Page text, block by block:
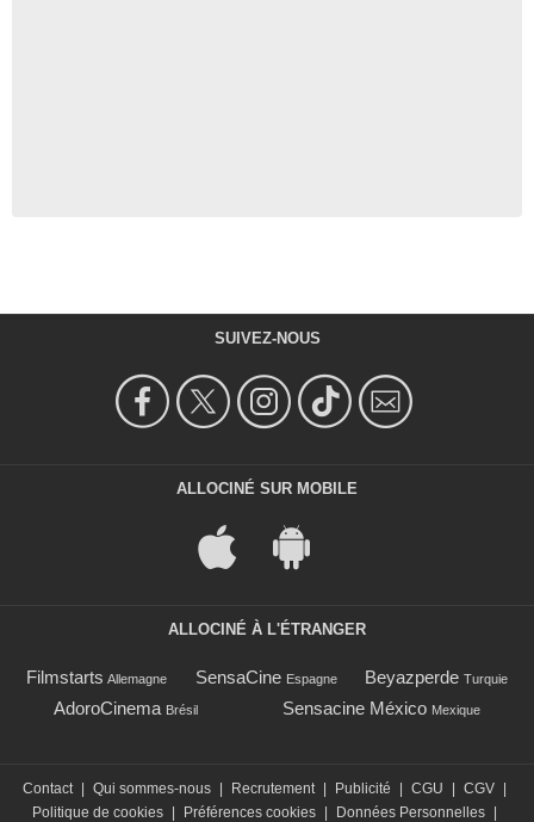
SUIVEZ-NOUS
ALLOCINÉ SUR MOBILE
ALLOCINÉ À L'ÉTRANGER
Filmstarts Allemagne SensaCine Espagne Beyazperde Turquie
AdoroCinema Brésil Sensacine México Mexique
Contact Qui sommes-nous Recrutement Publicité CGU CGV
Politique de cookies
Préférences cookies Données Personnelles